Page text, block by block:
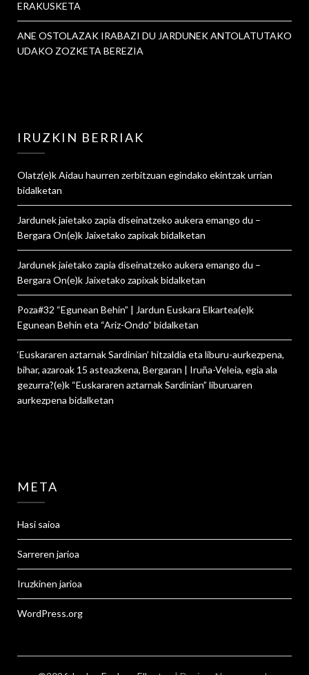
ERAKUSKETA
ANE OSTOLAZAK IRABAZI DU JARDUNEK ANTOLATUTAKO
UDAKO ZOZKETA BEREZIA
IRUZKIN BERRIAK
Olatz(e)kAidau haurren zerbitzuan egindako ekintzak urrian
bidalketan
Jardunek jaietako zapia diseinatzeko aukera emango du –
Bergara On(e)k Jaixetako zapixakbidalketan
Jardunek jaietako zapia diseinatzeko aukera emango du –
Bergara On(e)k Jaixetako zapixakbidalketan
Poza#32 “Egunean Behin” | Jardun Euskara Elkartea(e)k
Egunean Behin eta “Ariz-Ondo” bidalketan
‘Euskararen aztarnak Sardinian’ hitzaldia eta liburu-aurkezpena,
bihar, azaroak 15 asteazkena, Bergaran | Iruña-Veleia, egia ala
gezurra?(e)k “Euskararen aztarnak Sardinian” liburuaren
aurkezpena bidalketan
META
Hasi saioa
Sarreren jarioa
Iruzkinen jarioa
WordPress.org